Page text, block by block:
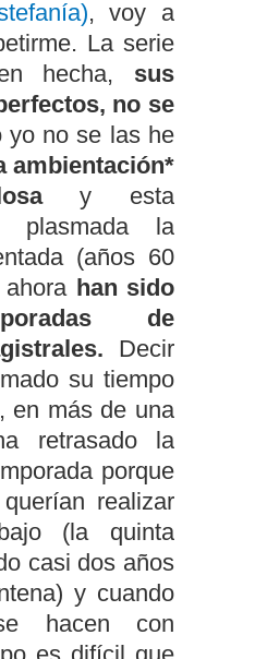
, voy a
La serie
hecha, sus
no se
yo no se las he
ambientación*
y esta
plasmada la
(años 60
han sido
de
Decir
su tiempo
en más de una
retrasado la
porque
realizar
(la quinta
casi dos años
y cuando
hacen con